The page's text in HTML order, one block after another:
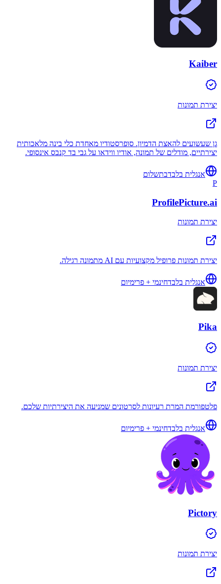
Kaiber
יצירת תמונות
גן שעשועים להאצת הדמיון. סופרסטודיו מאחדת כלי בינה מלאכותית
יצירתיים, מודלים של תמונה, אודיו ווידאו על גבי בד קנבס אינסופי.
אנגלית בלבדבתשלום
P
ProfilePicture.ai
יצירת תמונות
יצירת תמונות פרופיל מקצועיות עם AI מתמונה רגילה.
אנגלית בלבדחינמי + פרימיום
Pika
יצירת תמונות
פלטפורמת המרת רעיונות לסרטונים שמניעה את היצירתיות שלכם.
אנגלית בלבדחינמי + פרימיום
Pictory
יצירת תמונות